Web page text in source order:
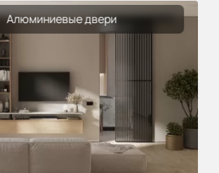
Алюминиевые двери